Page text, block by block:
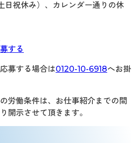
日祝休み）、カレンダー通りの休
する
募する場合は0120-10-6918へお掛
労働条件は、お仕事紹介までの間
開示させて頂きます。